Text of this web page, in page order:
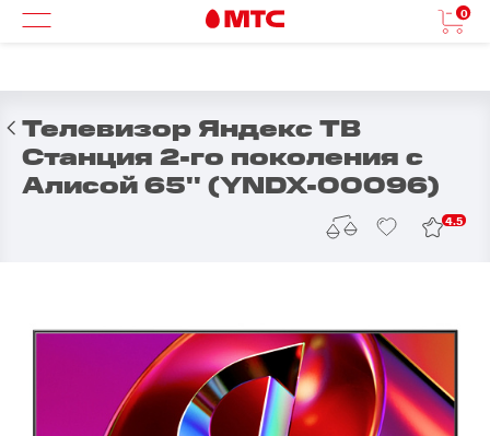
0
Телевизор Яндекс ТВ
Станция 2-го поколения с
Алисой 65'' (YNDX-00096)
4.5